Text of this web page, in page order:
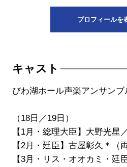
プロフィールを
キャスト
びわ湖ホール声楽アンサンブ
（18日／19日）
【1月・総理大臣】大野光星
【2月・廷臣】古屋彰久＊（
【3月・リス・オオカミ・廷